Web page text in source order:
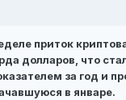
приток
долларов, что
за год и
в январе.